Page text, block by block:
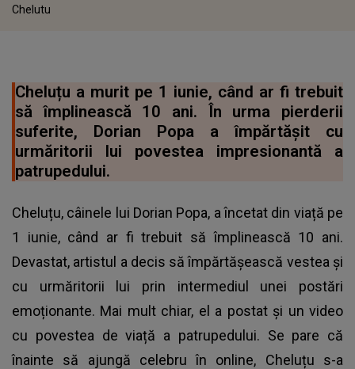
Chelutu
Cheluțu a murit pe 1 iunie, când ar fi trebuit
să împlinească 10 ani. În urma pierderii
suferite, Dorian Popa a împărtășit cu
urmăritorii lui povestea impresionantă a
patrupedului.
Cheluțu, câinele lui Dorian Popa, a încetat din viață pe
1 iunie, când ar fi trebuit să împlinească 10 ani.
Devastat, artistul a decis să împărtășească vestea și
cu urmăritorii lui prin intermediul unei postări
emoționante. Mai mult chiar, el a postat și un video
cu povestea de viață a patrupedului. Se pare că
înainte să ajungă celebru în online, Cheluțu s-a